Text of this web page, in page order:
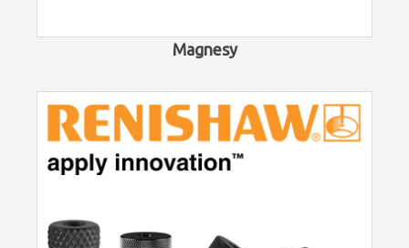
Magnesy